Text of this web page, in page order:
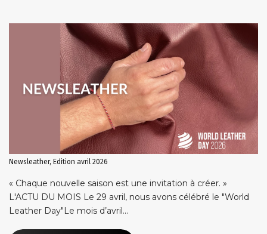
Newsleather, Edition avril 2026
« Chaque nouvelle saison est une invitation à créer. »
L'ACTU DU MOIS Le 29 avril, nous avons célébré le "World
Leather Day"Le mois d’avril...